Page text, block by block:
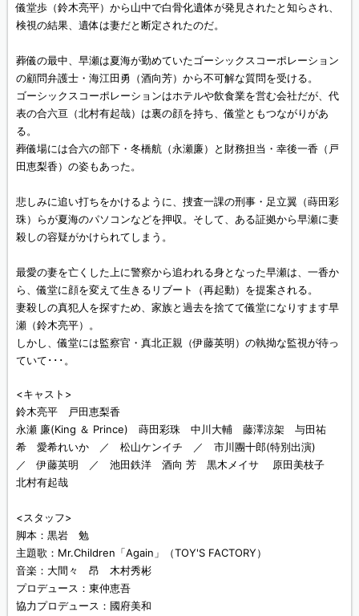
儀堂歩（鈴木亮平）から山中で白骨化遺体が発見されたと知らされ、
検視の結果、遺体は妻だと断定されたのだ。
葬儀の最中、早瀬は夏海が勤めていたゴーシックスコーポレーション
の顧問弁護士・海江田勇（酒向芳）から不可解な質問を受ける。
ゴーシックスコーポレーションはホテルや飲食業を営む会社だが、代
表の合六亘（北村有起哉）は裏の顔を持ち、儀堂ともつながりがあ
る。
葬儀場には合六の部下・冬橋航（永瀬廉）と財務担当・幸後一香（戸
田恵梨香）の姿もあった。
悲しみに追い打ちをかけるように、捜査一課の刑事・足立翼（蒔田彩
珠）らが夏海のパソコンなどを押収。そして、ある証拠から早瀬に妻
殺しの容疑がかけられてしまう。
最愛の妻を亡くした上に警察から追われる身となった早瀬は、一香か
ら、儀堂に顔を変えて生きるリブート（再起動）を提案される。
妻殺しの真犯人を探すため、家族と過去を捨てて儀堂になりすます早
瀬（鈴木亮平）。
しかし、儀堂には監察官・真北正親（伊藤英明）の執拗な監視が待っ
ていて･･･。
<キャスト>
鈴木亮平 戸田恵梨香
永瀬 廉(King ＆ Prince) 蒔田彩珠 中川大輔 藤澤涼架 与田祐
希 愛希れいか ／ 松山ケンイチ ／ 市川團十郎(特別出演)
／ 伊藤英明 ／ 池田鉄洋 酒向 芳 黒木メイサ 原田美枝子
北村有起哉
<スタッフ>
脚本：黒岩 勉
主題歌：Mr.Children「Again」（TOY'S FACTORY）
音楽：大間々 昂 木村秀彬
プロデュース：東仲恵吾
協力プロデュース：國府美和